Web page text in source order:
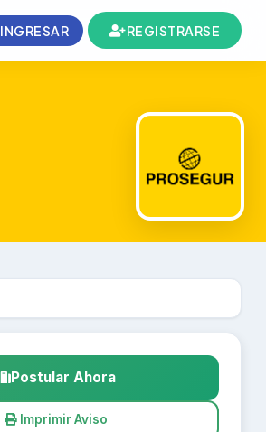
INGRESAR REGISTRARSE
Postular Ahora
Imprimir Aviso